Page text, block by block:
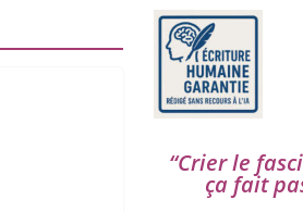
“Crier le
ça fait